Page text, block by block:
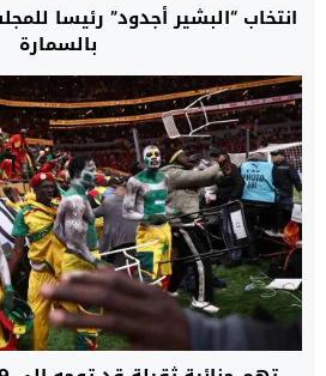
انتخاب “البشير أجدود” رئيسا
بالسمارة